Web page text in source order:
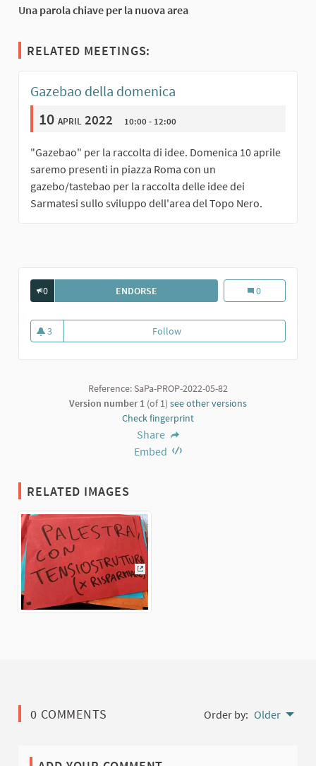
Una parola chiave per la nuova area
RELATED MEETINGS:
Gazebao della domenica
10 april 2022 10:00 - 12:00
"Gazebao" per la raccolta di idee. Domenica 10 aprile
saremo presenti in piazza Roma con un
gazebo/tastebao per la raccolta delle idee dei
Sarmatesi sullo sviluppo dell'area del Topo Nero.
0 ENDORSE PALESTRA CON TENSIOSTRUTTURA
Palestra con
0
3
3 followers
FollowPalestra con tensiostruttura
Reference: SaPa-PROP-2022-05-82
Version number 1 (of 1) see other versions
Check fingerprint
Share
Embed
RELATED IMAGES
(External link)
0 COMMENTS Order by: Older